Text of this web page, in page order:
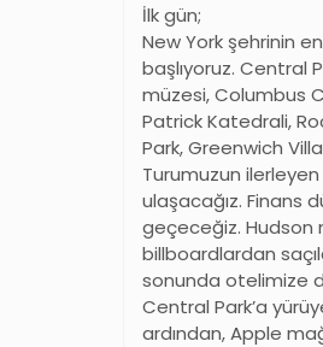
İlk gün;
New York şehrinin
başlıyoruz. Central
müzesi, Columbus
Patrick Katedrali,
Park, Greenwich
Turumuzun
ulaşacağız. Finans
geçeceğiz. Hudson
billboardlardan
sonunda otelimize
Central Park’a
ardından, Apple